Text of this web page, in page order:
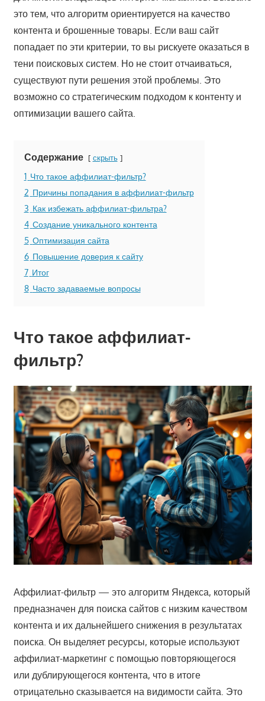
это тем, что алгоритм ориентируется на качество
контента и брошенные товары. Если ваш сайт
попадает по эти критерии, то вы рискуете оказаться в
тени поисковых систем. Но не стоит отчаиваться,
существуют пути решения этой проблемы. Это
возможно со стратегическим подходом к контенту и
оптимизации вашего сайта.
Содержание скрыть
1 Что такое аффилиат-фильтр?
2 Причины попадания в аффилиат-фильтр
3 Как избежать аффилиат-фильтра?
4 Создание уникального контента
5 Оптимизация сайта
6 Повышение доверия к сайту
7 Итог
8 Часто задаваемые вопросы
Что такое аффилиат-
фильтр?
Аффилиат-фильтр — это алгоритм Яндекса, который
предназначен для поиска сайтов с низким качеством
контента и их дальнейшего снижения в результатах
поиска. Он выделяет ресурсы, которые используют
аффилиат-маркетинг с помощью повторяющегося
или дублирующегося контента, что в итоге
отрицательно сказывается на видимости сайта. Это